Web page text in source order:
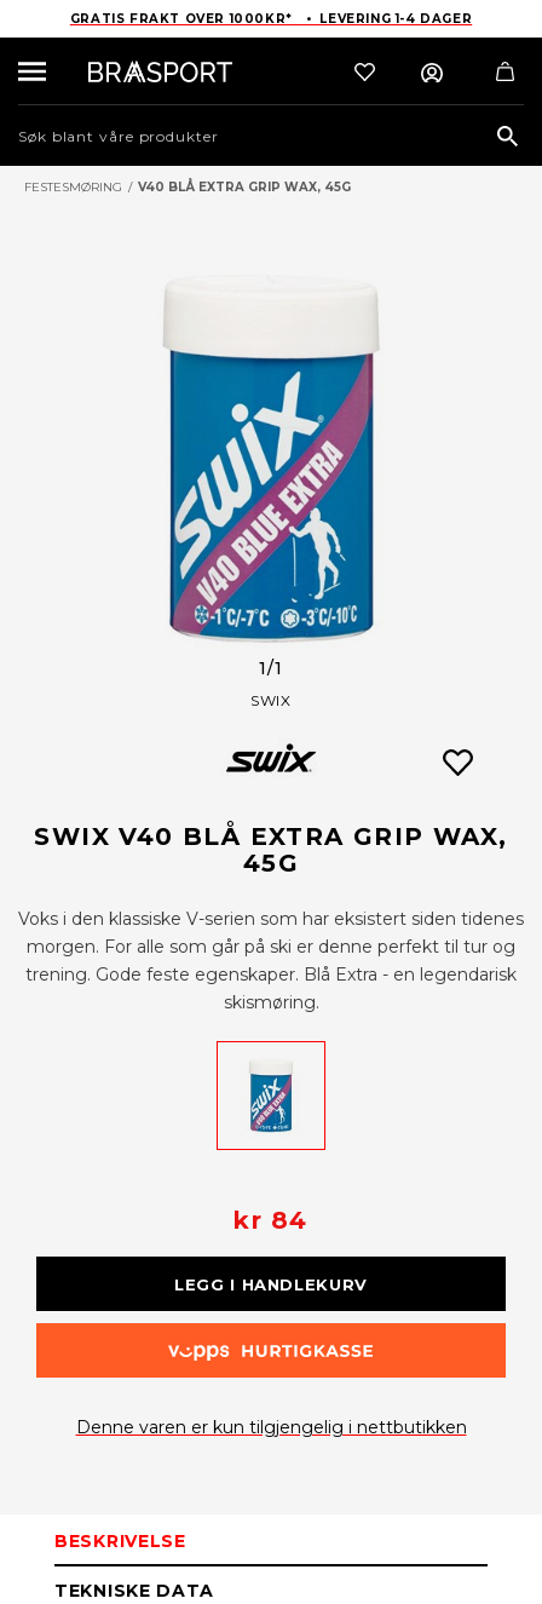
GRATIS FRAKT OVER 1000KR* • LEVERING 1-4 DAGER
FESTESMØRING / V40 BLÅ EXTRA GRIP WAX, 45G
1/1
SWIX
SWIX V40 BLÅ EXTRA GRIP WAX,
45G
Voks i den klassiske V-serien som har eksistert siden tidenes
morgen. For alle som går på ski er denne perfekt til tur og
trening. Gode feste egenskaper. Blå Extra - en legendarisk
skismøring.
kr 84
LEGG I HANDLEKURV
Denne varen er kun tilgjengelig i nettbutikken
BESKRIVELSE
TEKNISKE DATA